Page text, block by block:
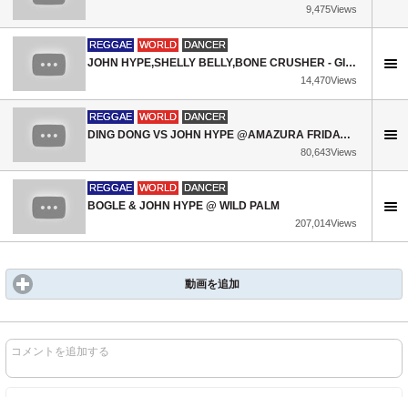
9,475Views
REGGAE WORLD DANCER
JOHN HYPE,SHELLY BELLY,BONE CRUSHER - GI WEH WEDNESDAY
14,470Views
REGGAE WORLD DANCER
DING DONG VS JOHN HYPE @AMAZURA FRIDAY AUGUST 31
80,643Views
REGGAE WORLD DANCER
BOGLE & JOHN HYPE @ WILD PALM
207,014Views
動画を追加
コメントを追加する